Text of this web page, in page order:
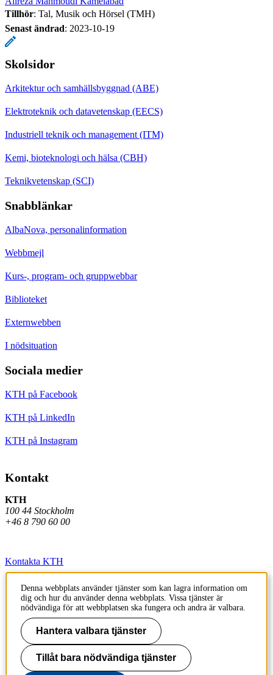
Tillhör: Tal, Musik och Hörsel (TMH)
Senast ändrad: 2023-10-19
Skolsidor
Arkitektur och samhällsbyggnad (ABE)
Elektroteknik och datavetenskap (EECS)
Industriell teknik och management (ITM)
Kemi, bioteknologi och hälsa (CBH)
Teknikvetenskap (SCI)
Snabblänkar
AlbaNova, personalinformation
Webbmejl
Kurs-, program- och gruppwebbar
Biblioteket
Externwebben
I nödsituation
Sociala medier
KTH på Facebook
KTH på LinkedIn
KTH på Instagram
Kontakt
KTH
100 44 Stockholm
+46 8 790 60 00
Kontakta KTH
Jobba på KTH
Press och media
Faktura och betalning KTH
Om KTH:s webbplatser
Denna webbplats använder tjänster som kan lagra information om
dig och hur du använder denna webbplats. Vissa tjänster är
nödvändiga för att webbplatsen ska fungera och andra är valbara.
Hantera valbara tjänster
Tillåt bara nödvändiga tjänster